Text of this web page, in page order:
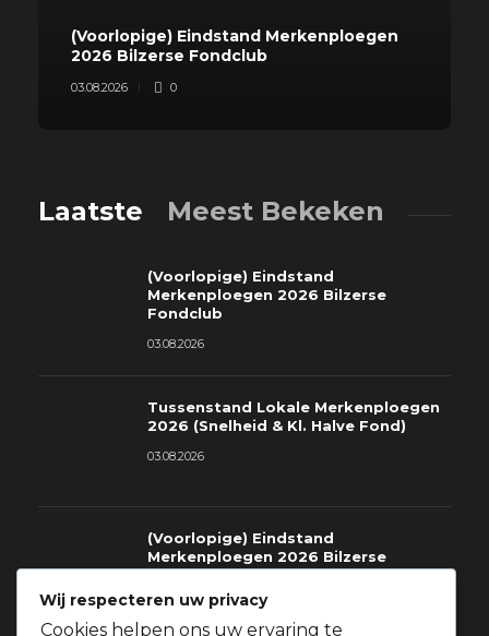
(Voorlopige) Eindstand Merkenploegen
2026 Bilzerse Fondclub
03.08.2026 0
Laatste Meest Bekeken
(Voorlopige) Eindstand
Merkenploegen 2026 Bilzerse
Fondclub
03.08.2026
Tussenstand Lokale Merkenploegen
2026 (Snelheid & Kl. Halve Fond)
03.08.2026
(Voorlopige) Eindstand
Merkenploegen 2026 Bilzerse
Fondclub
03.08.2026
Wij respecteren uw privacy
Cookies helpen ons uw ervaring te